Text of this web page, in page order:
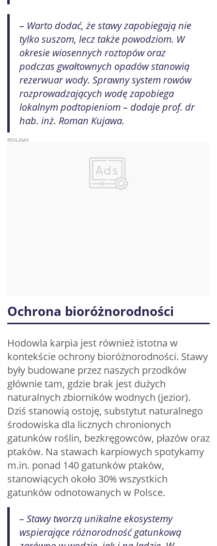
– Warto dodać, że stawy zapobiegają nie
tylko suszom, lecz także powodziom. W
okresie wiosennych roztopów oraz
podczas gwałtownych opadów stanowią
rezerwuar wody. Sprawny system rowów
rozprowadzających wodę zapobiega
lokalnym podtopieniom – dodaje prof. dr
hab. inż. Roman Kujawa.
Ochrona bioróżnorodności
Hodowla karpia jest również istotna w
kontekście ochrony bioróżnorodności. Stawy
były budowane przez naszych przodków
głównie tam, gdzie brak jest dużych
naturalnych zbiorników wodnych (jezior).
Dziś stanowią ostoję, substytut naturalnego
środowiska dla licznych chronionych
gatunków roślin, bezkręgowców, płazów oraz
ptaków. Na stawach karpiowych spotykamy
m.in. ponad 140 gatunków ptaków,
stanowiących około 30% wszystkich
gatunków odnotowanych w Polsce.
– Stawy tworzą unikalne ekosystemy
wspierające różnorodność gatunkową